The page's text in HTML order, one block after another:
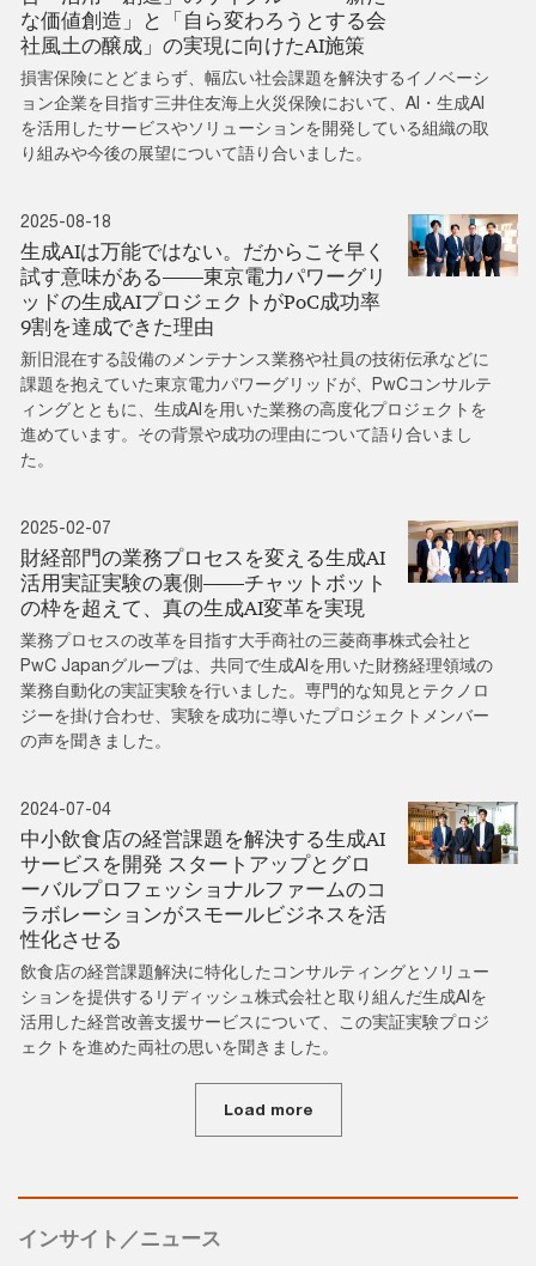
な価値創造」と「自ら変わろうとする会
社風土の醸成」の実現に向けたAI施策
損害保険にとどまらず、幅広い社会課題を解決するイノベーシ
ョン企業を目指す三井住友海上火災保険において、AI・生成AI
を活用したサービスやソリューションを開発している組織の取
り組みや今後の展望について語り合いました。
2025-08-18
生成AIは万能ではない。だからこそ早く
試す意味がある――東京電力パワーグリ
ッドの生成AIプロジェクトがPoC成功率
9割を達成できた理由
新旧混在する設備のメンテナンス業務や社員の技術伝承などに
課題を抱えていた東京電力パワーグリッドが、PwCコンサルテ
ィングとともに、生成AIを用いた業務の高度化プロジェクトを
進めています。その背景や成功の理由について語り合いまし
た。
2025-02-07
財経部門の業務プロセスを変える生成AI
活用実証実験の裏側――チャットボット
の枠を超えて、真の生成AI変革を実現
業務プロセスの改革を目指す大手商社の三菱商事株式会社と
PwC Japanグループは、共同で生成AIを用いた財務経理領域の
業務自動化の実証実験を行いました。専門的な知見とテクノロ
ジーを掛け合わせ、実験を成功に導いたプロジェクトメンバー
の声を聞きました。
2024-07-04
中小飲食店の経営課題を解決する生成AI
サービスを開発 スタートアップとグロ
ーバルプロフェッショナルファームのコ
ラボレーションがスモールビジネスを活
性化させる
飲食店の経営課題解決に特化したコンサルティングとソリュー
ションを提供するリディッシュ株式会社と取り組んだ生成AIを
活用した経営改善支援サービスについて、この実証実験プロジ
ェクトを進めた両社の思いを聞きました。
Load more
インサイト／ニュース